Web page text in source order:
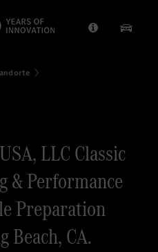
Anbieter/
LLC Classic
& Performance
Preparation
Beach, CA.